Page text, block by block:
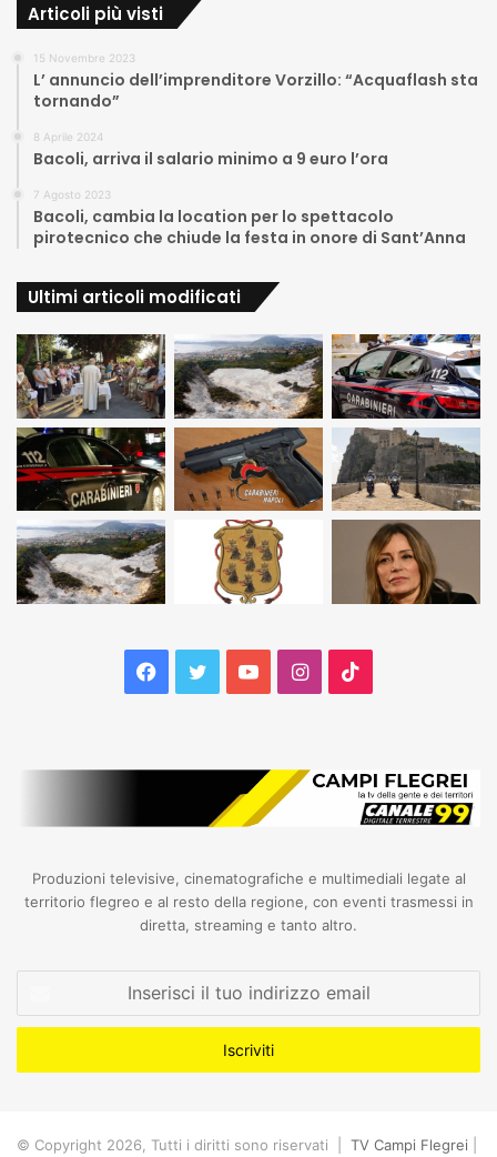
Articoli più visti
15 Novembre 2023
L’ annuncio dell’imprenditore Vorzillo: “Acquaflash sta
tornando”
8 Aprile 2024
Bacoli, arriva il salario minimo a 9 euro l’ora
7 Agosto 2023
Bacoli, cambia la location per lo spettacolo
pirotecnico che chiude la festa in onore di Sant’Anna
Ultimi articoli modificati
Facebook
TwitterYouTubeInstagram
Produzioni televisive, cinematografiche e multimediali legate al
territorio flegreo e al resto della regione, con eventi trasmessi in
diretta, streaming e tanto altro.
tuo
email
© Copyright 2026, Tutti i diritti sono riservati | TV Campi Flegrei